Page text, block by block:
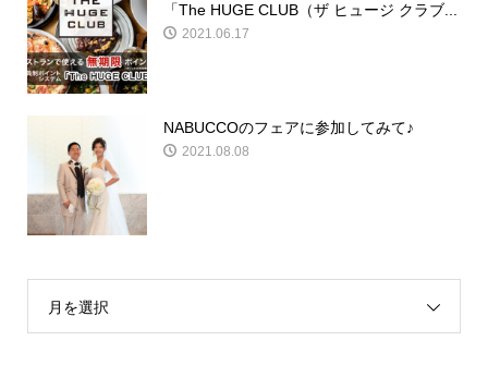
「The HUGE CLUB（ザ ヒュージ クラブ...
2021.06.17
NABUCCOのフェアに参加してみて♪
2021.08.08
月を選択